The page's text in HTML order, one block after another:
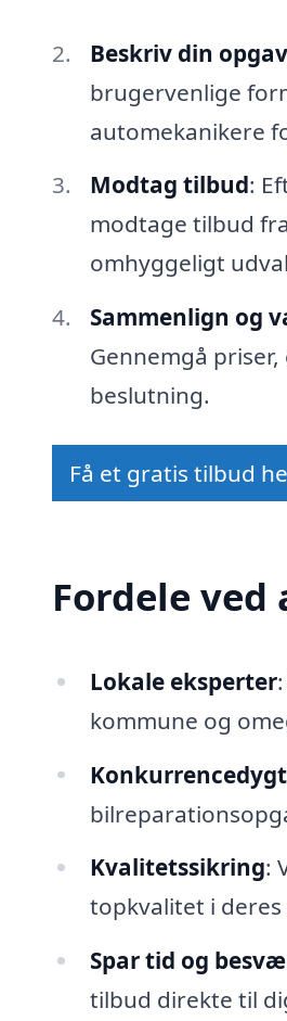
Beskriv din
brugervenlige
automekanikere
Modtag tilbud:
modtage tilbud
omhyggeligt
Sammenlign og
Gennemgå
beslutning.
Få et gratis tilbud
Fordele
Lokale eksperter
kommune og
Kvalitetssikring:
topkvalitet i
Spar tid og
tilbud direkte til